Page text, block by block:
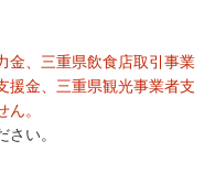
金、三重県飲食店取引事業
援金、三重県観光事業者支
。
い。